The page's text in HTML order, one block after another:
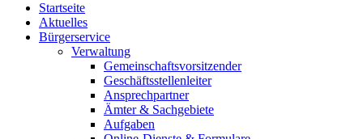
Startseite
Aktuelles
Bürgerservice
Verwaltung
Gemeinschaftsvorsitzender
Geschäftsstellenleiter
Ansprechpartner
Ämter & Sachgebiete
Aufgaben